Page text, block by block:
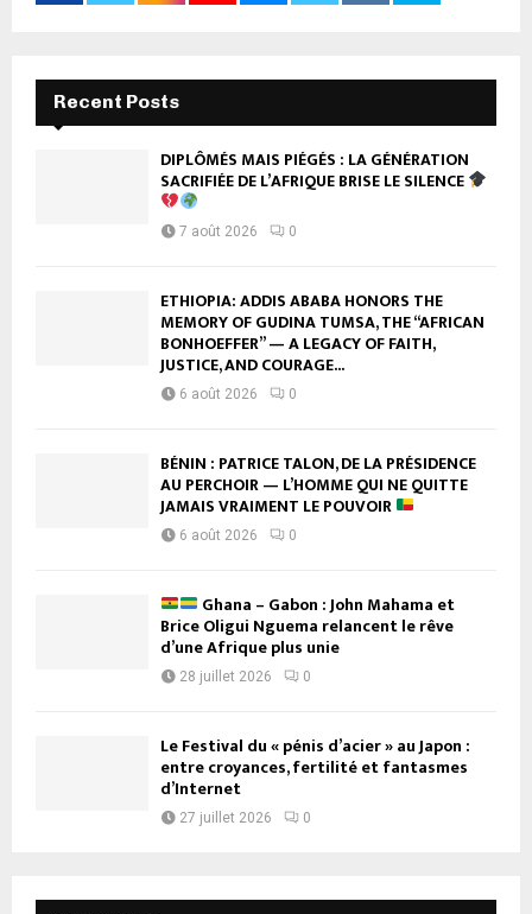
Recent Posts
DIPLÔMÉS MAIS PIÉGÉS : LA GÉNÉRATION
SACRIFIÉE DE L’AFRIQUE BRISE LE SILENCE
7 août 2026 0
ETHIOPIA: ADDIS ABABA HONORS THE
MEMORY OF GUDINA TUMSA, THE “AFRICAN
BONHOEFFER” — A LEGACY OF FAITH,
JUSTICE, AND COURAGE...
6 août 2026 0
BÉNIN : PATRICE TALON, DE LA PRÉSIDENCE
AU PERCHOIR — L’HOMME QUI NE QUITTE
JAMAIS VRAIMENT LE POUVOIR
6 août 2026 0
Ghana – Gabon : John Mahama et
Brice Oligui Nguema relancent le rêve
d’une Afrique plus unie
28 juillet 2026 0
Le Festival du « pénis d’acier » au Japon :
entre croyances, fertilité et fantasmes
d’Internet
27 juillet 2026 0